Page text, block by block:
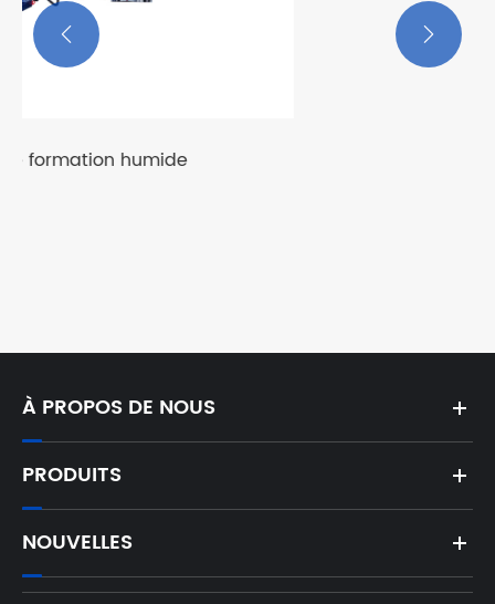
Machine de pose de brique
 
À PROPOS DE NOUS
PRODUITS
NOUVELLES